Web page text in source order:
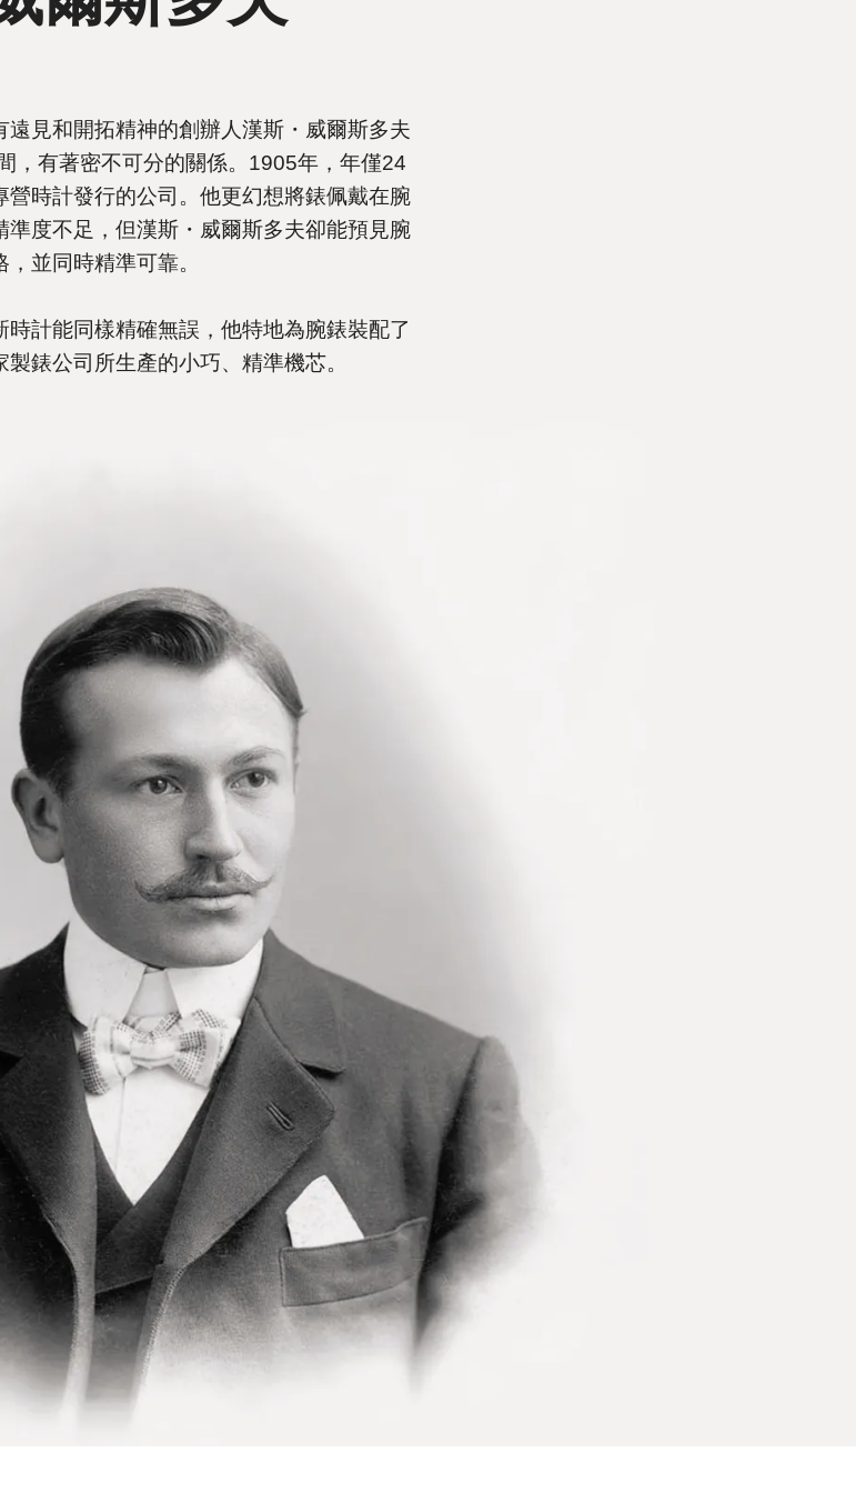
遠見和開拓精神的創辦人漢斯・威爾斯多夫
，有著密不可分的關係。1905年，年僅24
營時計發行的公司。他更幻想將錶佩戴在腕
準度不足，但漢斯・威爾斯多夫卻能預見腕
並同時精準可靠。
時計能同樣精確無誤，他特地為腕錶裝配了
錶公司所生產的小巧、精準機芯。